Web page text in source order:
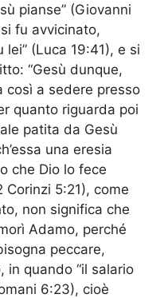
pianse” (Giovanni
fu avvicinato,
(Luca 19:41), e si
“Gesù dunque,
così a sedere presso
quanto riguarda poi
patita da Gesù
una eresia
che Dio lo fece
Corinzi 5:21), come
non significa che
Adamo, perché
peccare,
in quando “il salario
6:23), cioè